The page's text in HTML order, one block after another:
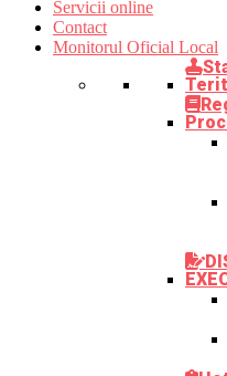
Servicii online
Contact
Monitorul Oficial Local